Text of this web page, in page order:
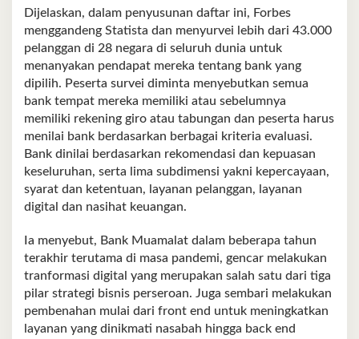
Dijelaskan, dalam penyu­sunan daftar ini, Forbes
menggandeng Statista dan menyurvei lebih dari 43.000
pelanggan di 28 negara di seluruh dunia un­tuk
menanyakan pendapat mereka tentang bank yang
dipilih. Peserta survei diminta menyebutkan semua
bank tempat mereka memiliki atau sebelumnya
memiliki rekening giro atau tabungan dan peserta harus
menilai bank berdasarkan berbagai kriteria evaluasi.
Bank dinilai berdasarkan rekomendasi dan kepuasan
keseluruhan, serta lima subdimensi yakni kepercayaan,
syarat dan ket­entuan, layanan pelanggan, layanan
digital dan nasihat keuangan.
Ia menyebut, Bank Mua­malat dalam beberapa tahun
terakhir terutama di masa pandemi, gencar melakukan
tranformasi dig­ital yang merupakan salah satu dari tiga
pilar strategi bisnis perseroan. Juga sembari melakukan
pem­benahan mulai dari front end untuk meningkatkan
layanan yang dinikmati nasabah hingga back end